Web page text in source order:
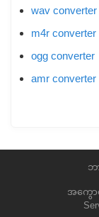
wav converter
m4r converter
ogg converter
amr converter
ဘ
အကွောင